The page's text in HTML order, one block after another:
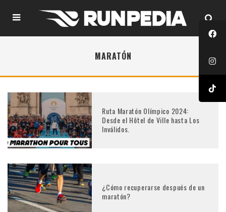
MARATÓN
Ruta Maratón Olímpico 2024:
Desde el Hôtel de Ville hasta Los
Inválidos.
¿Cómo recuperarse después de un
maratón?